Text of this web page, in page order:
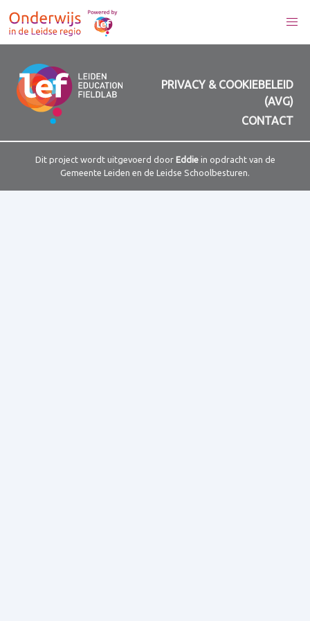
PRIVACY & COOKIEBELEID
(AVG)
CONTACT
Dit project wordt uitgevoerd door Eddiein opdracht van de
Gemeente Leiden en de Leidse Schoolbesturen.